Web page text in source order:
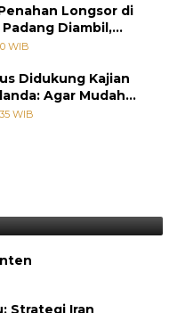
Longsor di
Diambil,
Terulang
WIB
Didukung Kajian
Agar Mudah
WIB
Jepang Selalu
Strategi Iran